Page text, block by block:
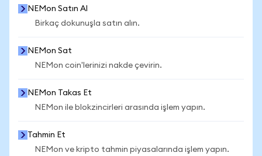
NEMon Satın Al
Birkaç dokunuşla satın alın.
NEMon Sat
NEMon coin'lerinizi nakde çevirin.
NEMon Takas Et
NEMon ile blokzincirleri arasında işlem yapın.
Tahmin Et
NEMon ve kripto tahmin piyasalarında işlem yapın.